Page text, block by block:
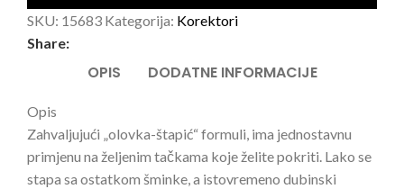
SKU: 15683 Kategorija: Korektori
Share:
OPIS DODATNE INFORMACIJE
Opis
Zahvaljujući „olovka-štapić“ formuli, ima jednostavnu
primjenu na željenim tačkama koje želite pokriti. Lako se
stapa sa ostatkom šminke, a istovremeno dubinski